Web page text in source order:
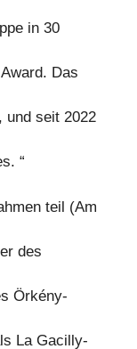
in 30
Das
und seit 2022
“
teil (Am
des
Örkény-
La Gacilly-